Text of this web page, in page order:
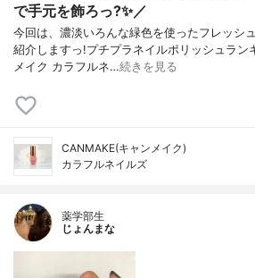
で手元を飾ろっ?✨／
今回は、濃淡いろんな緑色を使ったフレッシ
紹介しますっ!プチプラネイルポリッシュラン
メイク カラフルネ…続きを見る
CANMAKE(キャンメイク)
カラフルネイルズ
薬学部生
じょんまな